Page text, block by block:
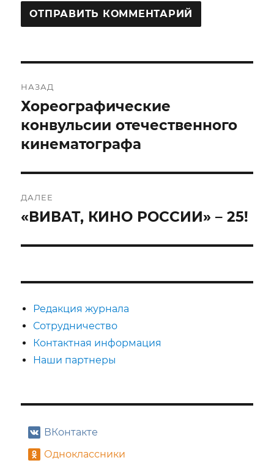
по
записям
НАЗАД
Предыдущая
запись:
Хореографические
конвульсии отечественного
кинематографа
ДАЛЕЕ
Следующая
«ВИВАТ, КИНО РОССИИ» – 25!
Редакция журнала
Сотрудничество
Контактная информация
Наши партнеры
ВКонтакте
Одноклассники